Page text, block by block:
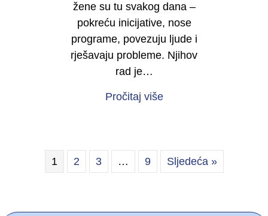
žene su tu svakog dana –
pokreću inicijative, nose
programe, povezuju ljude i
rješavaju probleme. Njihov
rad je…
Pročitaj višeabout Počinje
1 2 3 … 9 Sljedeća »